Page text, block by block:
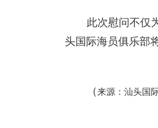
此次慰问不仅
头国际海员俱乐部
（来源：汕头国